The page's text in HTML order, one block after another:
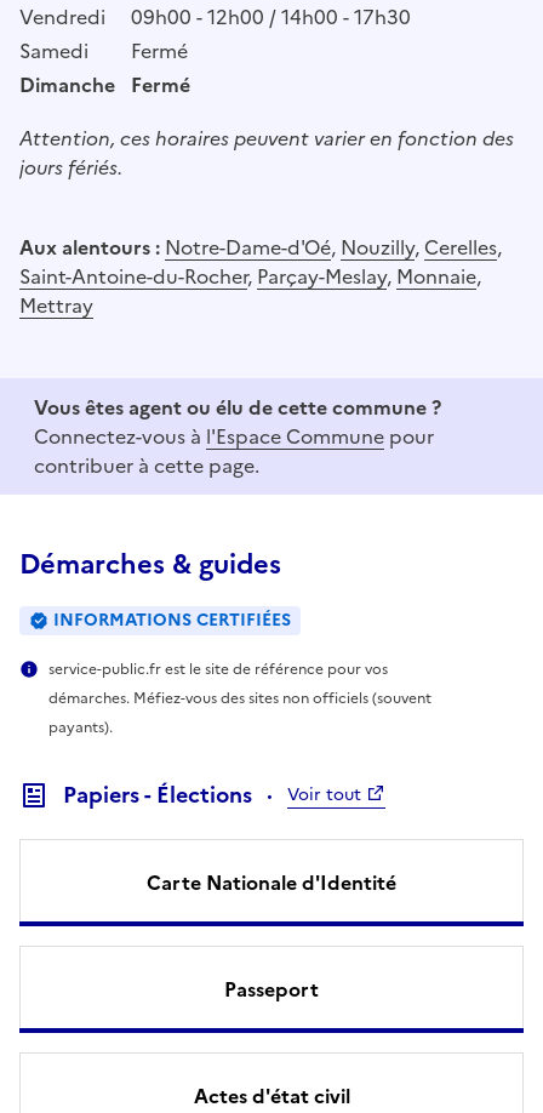
Vendredi
09h00 - 12h00 / 14h00 - 17h30
Samedi
Fermé
Dimanche Fermé
Attention, ces horaires peuvent varier en fonction des
jours fériés.
Aux alentours : Notre-Dame-d'Oé, Nouzilly, Cerelles,
Saint-Antoine-du-Rocher, Parçay-Meslay, Monnaie,
Mettray
Vous êtes agent ou élu de cette commune ?
Connectez-vous à l'Espace Commune pour
contribuer à cette page.
Démarches & guides
INFORMATIONS CERTIFIÉES
service-public.fr est le site de référence pour vos
démarches. Méfiez-vous des sites non officiels (souvent
payants).
Papiers - Élections Voir tout
Carte Nationale d'Identité
Passeport
Actes d'état civil